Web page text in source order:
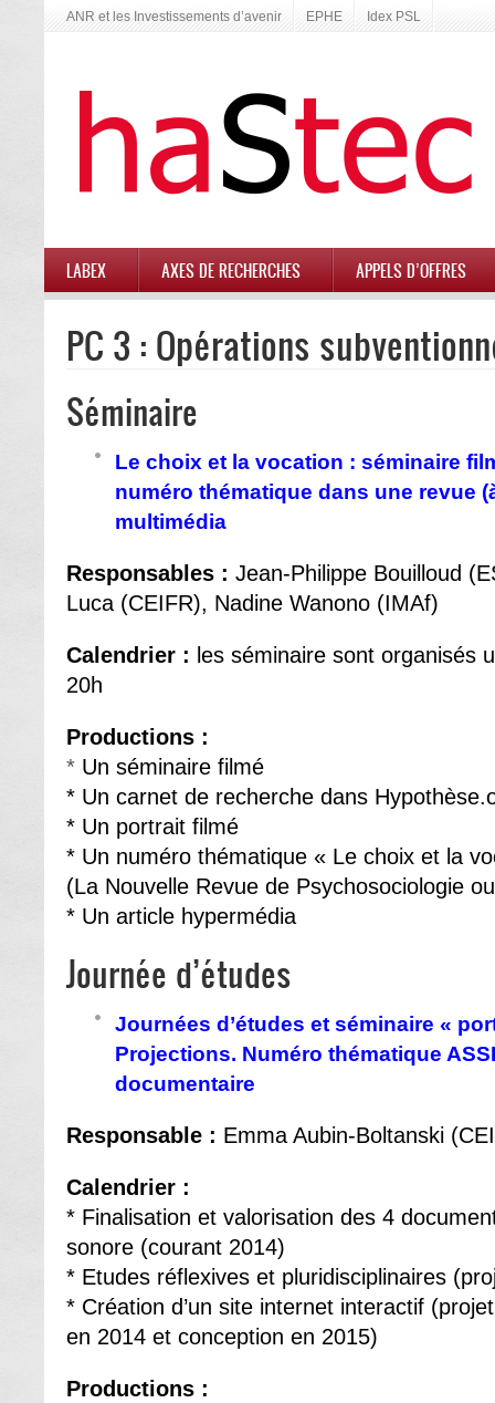
ANR et les Investissements d’avenir EPHE Idex PSL
LABEX AXES DE RECHERCHES APPELS D’OFFRES
PC 3 : Opérations
Séminaire
Le choix et la vocation : séminaire
numéro thématique dans une revue
multimédia
Responsables : Jean-Philippe Bouilloud
Luca (CEIFR), Nadine Wanono (IMAf)
Calendrier : les séminaire sont organisés
20h
Productions :
* Un séminaire filmé
* Un carnet de recherche dans
* Un portrait filmé
* Un numéro thématique « Le choix et la
(La Nouvelle Revue de Psychosociologie
* Un article hypermédia
Journée d’études
Journées d’études et séminaire «
Projections. Numéro thématique
documentaire
Responsable : Emma Aubin‐Boltanski
Calendrier :
* Finalisation et valorisation des 4
sonore (courant 2014)
* Etudes réflexives et pluridisciplinaires
* Création d’un site internet interactif
en 2014 et conception en 2015)
Productions :